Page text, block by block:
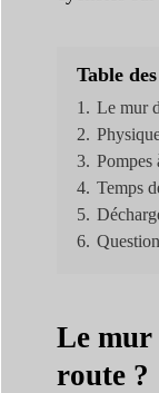
Table
1. Le mur
2.
3. Pompes
4. Temps
5.
6.
Le mur
route ?